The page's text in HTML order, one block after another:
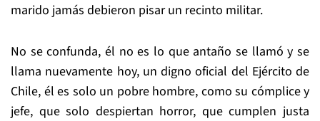
marido jamás debieron pisar un recinto militar.
No se confunda, él no es lo que antaño se llamó y se
llama nuevamente hoy, un digno oficial del Ejército de
Chile, él es solo un pobre hombre, como su cómplice y
jefe, que solo despiertan horror, que cumplen justa